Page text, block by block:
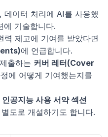
데이터 처리에 AI를 사용했
에 기술합니다.
에 언급합니다.
출하는 커버 레터(Cover
에 어떻게 기여했는지를
인공지능 사용 서약 섹션
도로 개설하기도 합니다.